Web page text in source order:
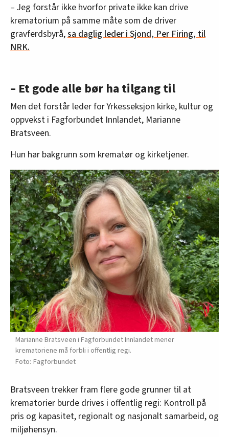
– Jeg forstår ikke hvorfor private ikke kan drive
krematorium på samme måte som de driver
gravferdsbyrå,sa daglig leder i Sjond, Per Firing, til
NRK.
– Et gode alle bør ha tilgang til
Men det forstår leder for Yrkesseksjon kirke, kultur og
oppvekst i Fagforbundet Innlandet, Marianne
Bratsveen.
Hun har bakgrunn som krematør og kirketjener.
Marianne Bratsveen i Fagforbundet Innlandet mener
krematoriene må forbli i offentlig regi.
Fagforbundet
Bratsveen trekker fram flere gode grunner til at
krematorier burde drives i offentlig regi: Kontroll på
pris og kapasitet, regionalt og nasjonalt samarbeid, og
miljøhensyn.